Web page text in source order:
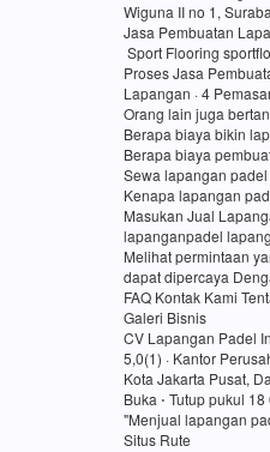
Wiguna II no 1,
Jasa Pembuatan
Sport Flooring
Proses Jasa
Lapangan · 4
Orang lain juga
Berapa biaya bikin
Berapa biaya
Sewa lapangan
Kenapa lapangan
Masukan Jual
lapanganpadel
Melihat permintaan
dapat dipercaya
FAQ Kontak Kami
Galeri Bisnis
CV Lapangan Padel
5,0(1) · Kantor
Kota Jakarta Pusat,
Buka ⋅ Tutup pukul
"Menjual lapangan
Situs Rute